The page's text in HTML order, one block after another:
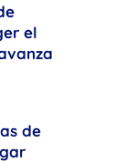
el
de